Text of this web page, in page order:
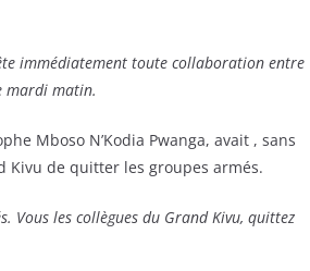
immédiatement toute collaboration entre
mardi matin.
Mboso N’Kodia Pwanga, avait , sans
Kivu de quitter les groupes armés.
Vous les collègues du Grand Kivu, quittez